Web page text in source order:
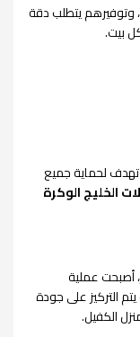
وتوفيرهم يتطلب دقة
بيت.
لحماية جميع
الخليج الوكرة
أصبحت عملية
التركيز على جودة
الكفيل.